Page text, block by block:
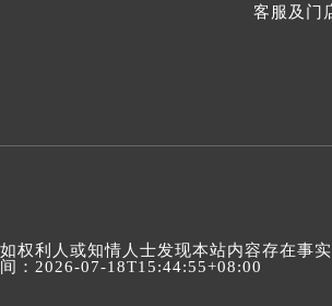
客服及门
如权利人或知情人士发现本站内容存在事
间：2026-07-18T15:44:55+08:00